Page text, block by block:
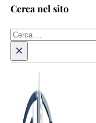
Cerca nel sito
Cerca
×